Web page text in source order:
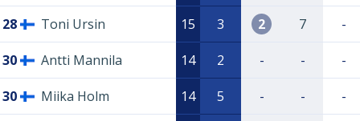
28 Toni Ursin 15 3 2 7 -
30 Antti Mannila 14 2 - - -
30 Miika Holm 14 5 - - -